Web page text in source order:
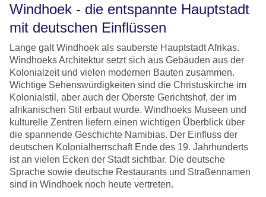
Windhoek - die entspannte Hauptstadt
mit deutschen Einflüssen
Lange galt Windhoek als sauberste Hauptstadt Afrikas.
Windhoeks Architektur setzt sich aus Gebäuden aus der
Kolonialzeit und vielen modernen Bauten zusammen.
Wichtige Sehenswürdigkeiten sind die Christuskirche im
Kolonialstil, aber auch der Oberste Gerichtshof, der im
afrikanischen Stil erbaut wurde. Windhoeks Museen und
kulturelle Zentren liefern einen wichtigen Überblick über
die spannende Geschichte Namibias. Der Einfluss der
deutschen Kolonialherrschaft Ende des 19. Jahrhunderts
ist an vielen Ecken der Stadt sichtbar. Die deutsche
Sprache sowie deutsche Restaurants und Straßennamen
sind in Windhoek noch heute vertreten.